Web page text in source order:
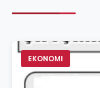
EKONOMI